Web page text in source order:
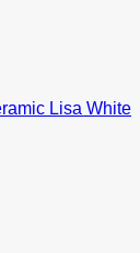
Lisa White